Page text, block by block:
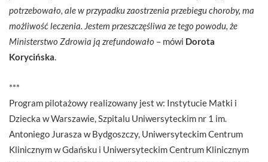
potrzebowało, ale w przypadku zaostrzenia przebiegu choroby, ma
możliwość leczenia. Jestem przeszczęśliwa ze tego powodu, że
Ministerstwo Zdrowia ją zrefundowało – mówi Dorota
Korycińska
***
Program pilotażowy realizowany jest w: Instytucie Matki i
Dziecka w Warszawie, Szpitalu Uniwersyteckim nr 1 im.
Antoniego Jurasza w Bydgoszczy, Uniwersyteckim Centrum
Klinicznym w Gdańsku i Uniwersyteckim Centrum Klinicznym